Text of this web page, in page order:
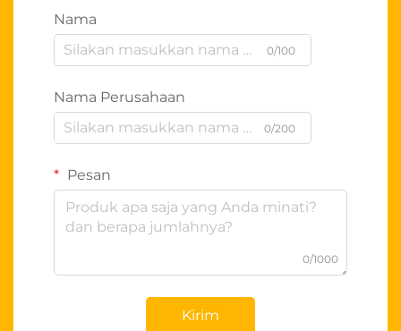
Nama
0/100
Nama Perusahaan
0/200
Pesan
0/1000
Kirim